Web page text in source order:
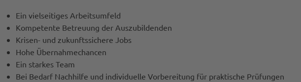
Ein vielseitiges Arbeitsumfeld
Kompetente Betreuung der Auszubildenden
Krisen- und zukunftssichere Jobs
Hohe Übernahmechancen
Ein starkes Team
Bei Bedarf Nachhilfe und individuelle Vorbereitung für praktische Prüfungen